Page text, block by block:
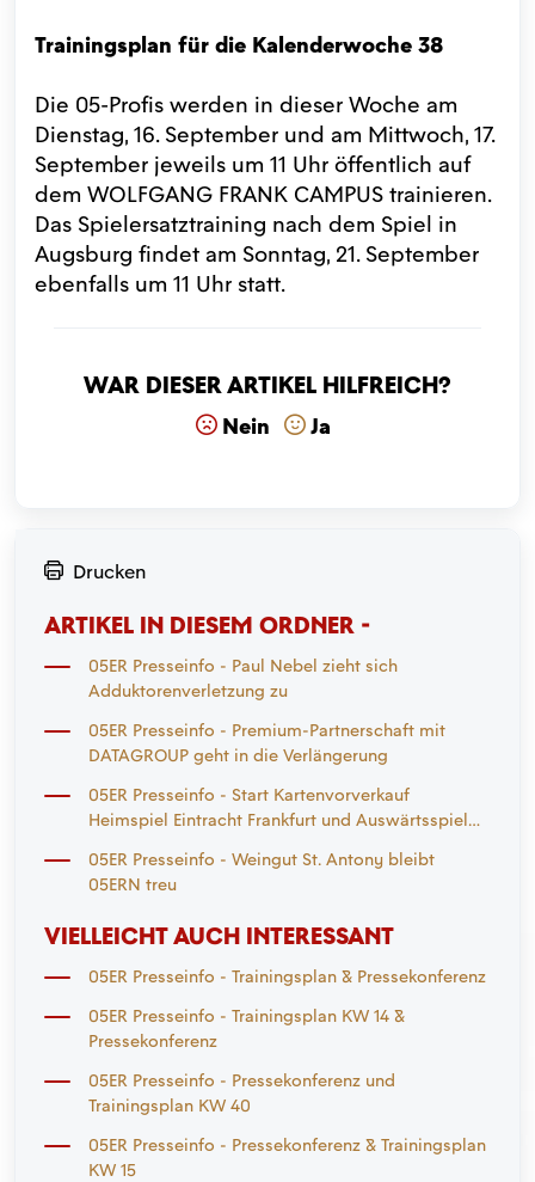
Trainingsplan für die Kalenderwoche 38
Die 05-Profis werden in dieser Woche am
Dienstag, 16. September und am Mittwoch, 17.
September jeweils um 11 Uhr öffentlich auf
dem WOLFGANG FRANK CAMPUS trainieren.
Das Spielersatztraining nach dem Spiel in
Augsburg findet am Sonntag, 21. September
ebenfalls um 11 Uhr statt.
War dieser Artikel hilfreich?
Nein Ja
Drucken
ARTIKEL IN DIESEM ORDNER -
05ER Presseinfo - Paul Nebel zieht sich
Adduktorenverletzung zu
05ER Presseinfo - Premium-Partnerschaft mit
DATAGROUP geht in die Verlängerung
05ER Presseinfo - Start Kartenvorverkauf
Heimspiel Eintracht Frankfurt und Auswärtsspiel
05ER Presseinfo - Weingut St. Antony bleibt
05ERN treu
VIELLEICHT AUCH INTERESSANT
05ER Presseinfo - Trainingsplan & Pressekonferenz
05ER Presseinfo - Trainingsplan KW 14 &
Pressekonferenz
05ER Presseinfo - Pressekonferenz und
Trainingsplan KW 40
05ER Presseinfo - Pressekonferenz & Trainingsplan
KW 15